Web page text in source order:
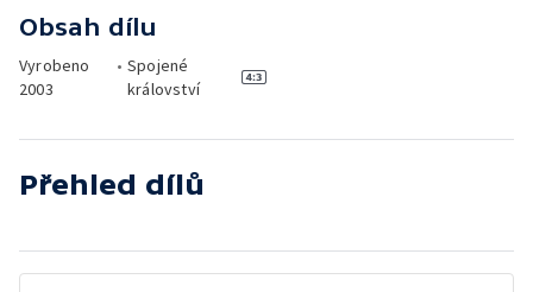
Obsah dílu
Vyrobeno
2003
• Spojené
království
Přehled dílů